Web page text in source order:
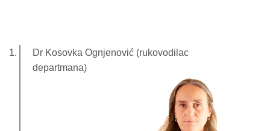
Dr Kosovka Ognjenović (rukovodilac
departmana)